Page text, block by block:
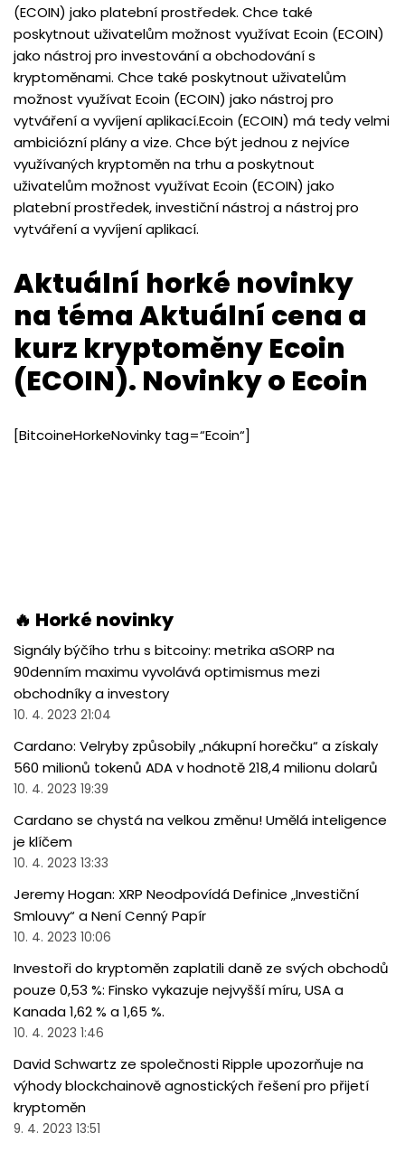
(ECOIN) jako platební prostředek. Chce také
poskytnout uživatelům možnost využívat Ecoin (ECOIN)
jako nástroj pro investování a obchodování s
kryptoměnami. Chce také poskytnout uživatelům
možnost využívat Ecoin (ECOIN) jako nástroj pro
vytváření a vyvíjení aplikací.Ecoin (ECOIN) má tedy velmi
ambiciózní plány a vize. Chce být jednou z nejvíce
využívaných kryptoměn na trhu a poskytnout
uživatelům možnost využívat Ecoin (ECOIN) jako
platební prostředek, investiční nástroj a nástroj pro
vytváření a vyvíjení aplikací.
Aktuální horké novinky
na téma Aktuální cena a
kurz kryptoměny Ecoin
(ECOIN). Novinky o Ecoin
[BitcoineHorkeNovinky tag=“Ecoin“]
🔥 Horké novinky
Signály býčího trhu s bitcoiny: metrika aSORP na
90denním maximu vyvolává optimismus mezi
obchodníky a investory
10. 4. 2023 21:04
Cardano: Velryby způsobily „nákupní horečku“ a získaly
560 milionů tokenů ADA v hodnotě 218,4 milionu dolarů
10. 4. 2023 19:39
Cardano se chystá na velkou změnu! Umělá inteligence
je klíčem
10. 4. 2023 13:33
Jeremy Hogan: XRP Neodpovídá Definice „Investiční
Smlouvy“ a Není Cenný Papír
10. 4. 2023 10:06
Investoři do kryptoměn zaplatili daně ze svých obchodů
pouze 0,53 %: Finsko vykazuje nejvyšší míru, USA a
Kanada 1,62 % a 1,65 %.
10. 4. 2023 1:46
David Schwartz ze společnosti Ripple upozorňuje na
výhody blockchainově agnostických řešení pro přijetí
kryptoměn
9. 4. 2023 13:51